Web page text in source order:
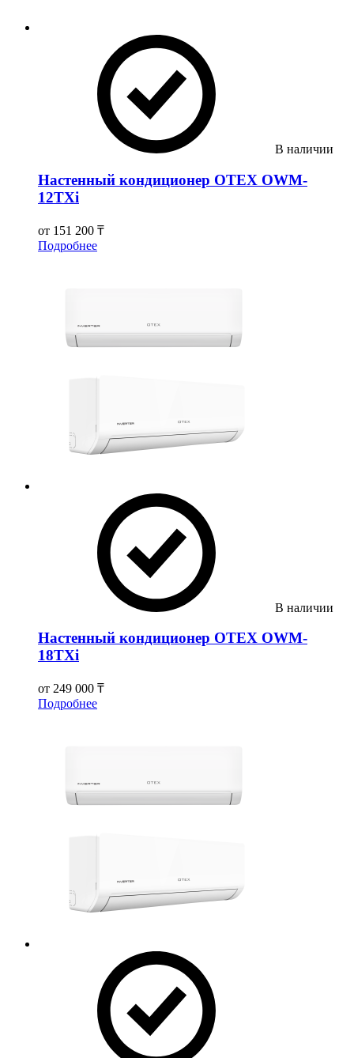
В наличии
Настенный кондиционер OTEX OWM-
12TXi
от 151 200 ₸
Подробнее
В наличии
Настенный кондиционер OTEX OWM-
18TXi
от 249 000 ₸
Подробнее